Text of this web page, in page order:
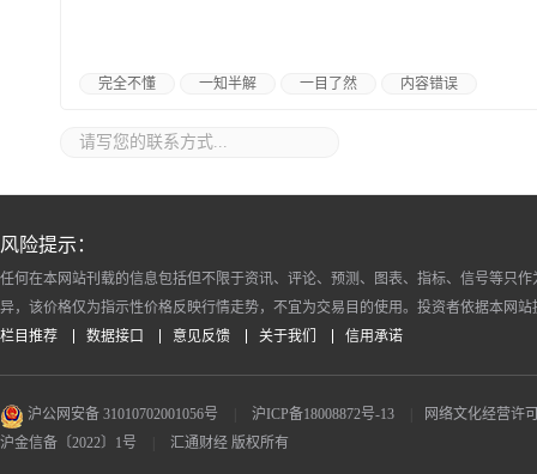
完全不懂 一知半解 一目了然 内容错误
风险提示：
任何在本网站刊载的信息包括但不限于资讯、评论、预测、图表、指标、信号等只
异，该价格仅为指示性价格反映行情走势，不宜为交易目的使用。投资者依据本网
栏目推荐
数据接口 意见反馈 关于我们 信用承诺
沪公网安备 31010702001056号 沪ICP备18008872号-13
网络文化经营许
沪金信备〔2022〕1号
汇通财经 版权所有